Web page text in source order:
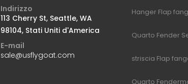
Indirizzo
113 Cherry St, Seattle, WA
98104, Stati Uniti d'America
E-mail
sale@usflygoat.com
Hanger Flap
Quarto Fender
striscia Flap
Quarto